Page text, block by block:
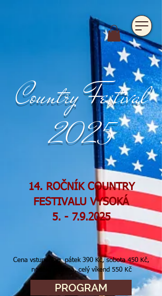
Country Festival
2025
14. ROČNÍK COUNTRY
FESTIVALU VYSOKÁ
5. - 7.9.2025
Cena vstupenky: pátek 390 Kč, sobota 450 Kč,
neděle zdarma, celý víkend 550 Kč
PROGRAM